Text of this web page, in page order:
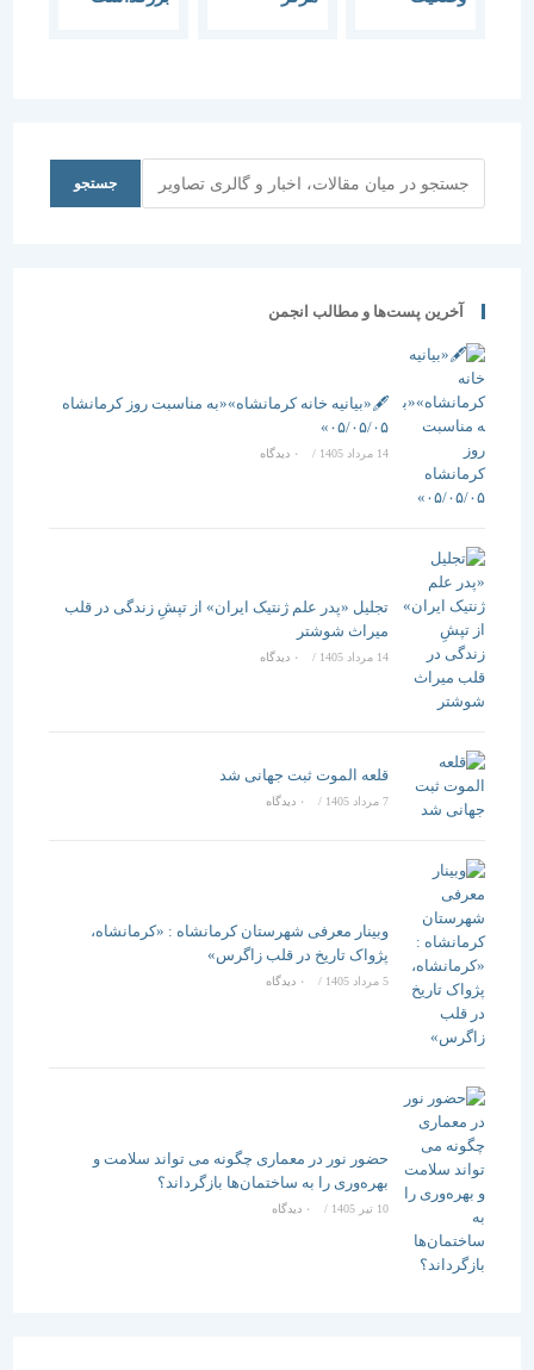
معماری
سلسله
شود
گسترده
مهم‌تر از
جستجو
آخرین پست‌ها و مطالب انجمن
🖋️«بیانیه خانه کرمانشاه»«به مناسبت روز کرمانشاه
۰۵/۰۵/۰۵»
/ ۰ دیدگاه
تجلیل «پدر علم ژنتیک ایران» از تپشِ زندگی در قلب
میراث شوشتر
14 مرداد 1405 / ۰ دیدگاه
قلعه الموت ثبت جهانی شد
/ ۰ دیدگاه
وبینار معرفی شهرستان کرمانشاه : «کرمانشاه،
پژواک تاریخ در قلب زاگرس»
5 مرداد 1405 / ۰ دیدگاه
حضور نور در معماری چگونه می تواند سلامت و
بهره‌وری را به ساختمان‌ها بازگرداند؟
/ ۰ دیدگاه